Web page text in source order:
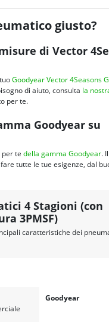
giusto?
di Vector
Goodyear Vector 4Seasons
di aiuto, consulta la
per te.
Goodyear su
te della gamma Goodyear.
tutte le tue esigenze, dal
4 Stagioni (con
3PMSF)
caratteristiche dei
Goodyear